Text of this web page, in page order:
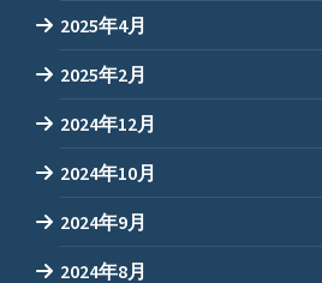
2025年4月
2025年2月
2024年12月
2024年10月
2024年9月
2024年8月